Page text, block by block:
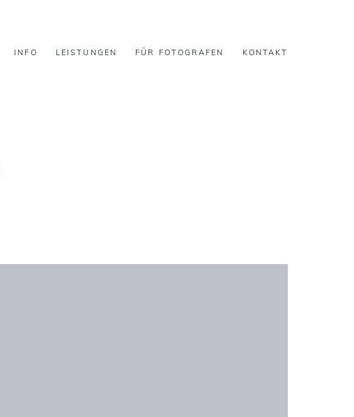
INFO LEISTUNGEN FÜR FOTOGRAFEN KONTAKT